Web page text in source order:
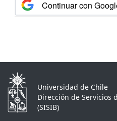
Continuar con
Universidad de Chile
Dirección de Servicios
(SISIB)